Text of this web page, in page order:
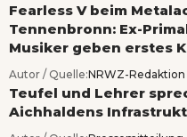
Fearless V beim
Tennenbronn: Ex-
Musiker geben erstes
Autor / Quelle:NRWZ-Redaktion
Teufel und Lehrer
Aichhaldens